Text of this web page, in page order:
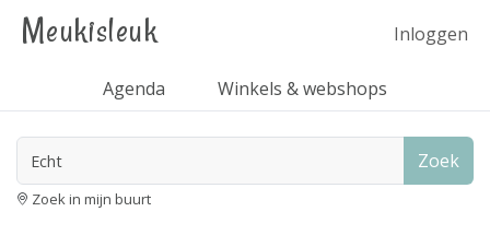
Meukisleuk Inloggen
Agenda Winkels & webshops
Zoek
Zoek in mijn buurt